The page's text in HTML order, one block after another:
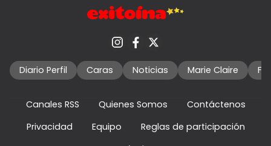
Diario Perfil Caras Noticias Marie Claire
Canales RSS Quienes Somos
Contáctenos
Privacidad
Equipo
Reglas de participación